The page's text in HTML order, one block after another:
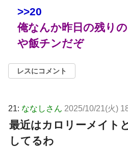
>>20
俺なんか昨日の残り
や飯チンだぞ
レスにコメント
21: ななしさん 2025/10/21(火)
最近はカロリーメイト
してるわ